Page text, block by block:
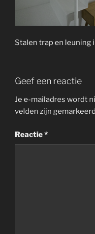
Stalen trap en leuning
Geef een reactie
Je e-mailadres wordt
velden zijn
Reactie*